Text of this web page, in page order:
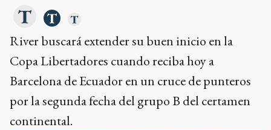
River buscará extender su buen inicio en la
Copa Libertadores cuando reciba hoy a
Barcelona de Ecuador en un cruce de punteros
por la segunda fecha del grupo B del certamen
continental.